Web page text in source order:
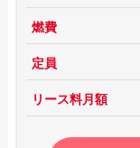
燃費
定員
リース料月額